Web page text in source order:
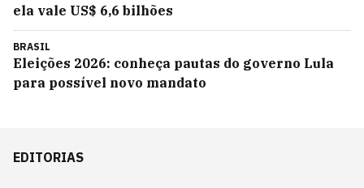
ela vale US$ 6,6 bilhões
BRASIL
Eleições 2026: conheça pautas do governo Lula
para possível novo mandato
EDITORIAS